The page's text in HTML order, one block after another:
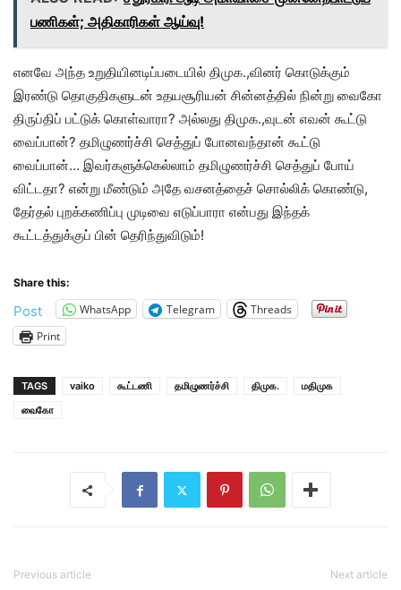
பணிகள்; அதிகாரிகள் ஆய்வு!
எனவே அந்த உறுதியினடிப்படையில் திமுக.,வினர் கொடுக்கும்
இரண்டு தொகுதிகளுடன் உதயசூரியன் சின்னத்தில் நின்று வைகோ
திருப்திப் பட்டுக் கொள்வாரா? அல்லது திமுக.,வுடன் எவன் கூட்டு
வைப்பான்? தமிழுணர்ச்சி செத்துப் போனவந்தான் கூட்டு
வைப்பான்… இவர்களுக்கெல்லாம் தமிழுணர்ச்சி செத்துப் போய்
விட்டதா? என்று மீண்டும் அதே வசனத்தைச் சொல்லிக் கொண்டு,
தேர்தல் புறக்கணிப்பு முடிவை எடுப்பாரா என்பது இந்தக்
கூட்டத்துக்குப் பின் தெரிந்துவிடும்!
Share this:
Post WhatsApp Telegram
Threads
Print
TAGS vaiko கூட்டணி தமிழுணர்ச்சி திமுக.
மதிமுக
வைகோ
Previous article Next article